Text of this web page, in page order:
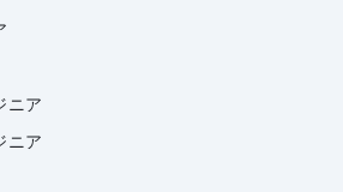
ニア
ニア